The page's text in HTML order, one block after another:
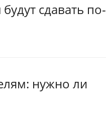
сдавать по-
нужно ли